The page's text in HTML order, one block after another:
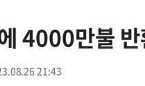
4000만불
21:43